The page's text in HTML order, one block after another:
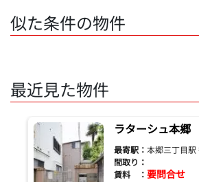
似た条件の物件
最近見た物件
ラターシュ本郷
最寄駅： 本郷三丁目駅
間取り：
賃料 ： 要問合せ